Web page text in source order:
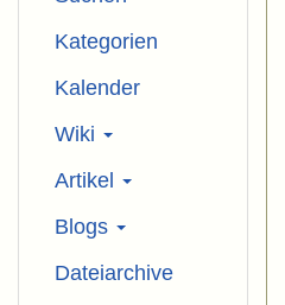
Kategorien
Kalender
Wiki
Artikel
Blogs
Dateiarchive